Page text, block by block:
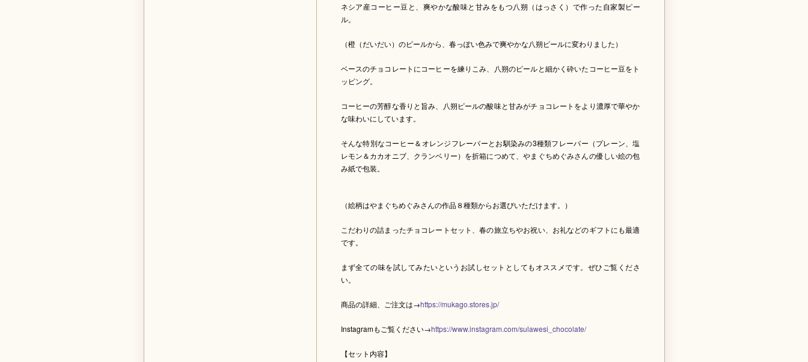
ネシア産コーヒー豆と、爽やかな酸味と甘みをもつ八朔（はっさく）で作った自家製ピー
ル。
（橙（だいだい）のピールから、春っぽい色みで爽やかな八朔ピールに変わりました）
ベースのチョコレートにコーヒーを練りこみ、八朔のピールと細かく砕いたコーヒー豆をト
ッピング。
コーヒーの芳醇な香りと旨み、八朔ピールの酸味と甘みがチョコレートをより濃厚で華やか
な味わいにしています。
そんな特別なコーヒー＆オレンジフレーバーとお馴染みの3種類フレーバー（プレーン、塩
レモン＆カカオニブ、クランベリー）を折箱につめて、やまぐちめぐみさんの優しい絵の包
み紙で包装。
（絵柄はやまぐちめぐみさんの作品８種類からお選びいただけます。）
こだわりの詰まったチョコレートセット、春の旅立ちやお祝い、お礼などのギフトにも最適
です。
まず全ての味を試してみたいというお試しセットとしてもオススメです。ぜひご覧くださ
い。
商品の詳細、ご注文は→https://mukago.stores.jp/
Instagramもご覧ください→https://www.instagram.com/sulawesi_chocolate/
【セット内容】